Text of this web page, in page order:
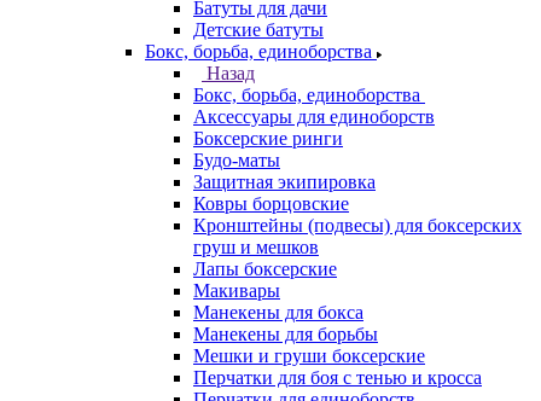
Батуты для дачи
Детские батуты
Бокс, борьба, единоборства
Назад
Бокс, борьба, единоборства
Аксессуары для единоборств
Боксерские ринги
Будо-маты
Защитная экипировка
Ковры борцовские
Кронштейны (подвесы) для боксерских
груш и мешков
Лапы боксерские
Макивары
Манекены для бокса
Манекены для борьбы
Мешки и груши боксерские
Перчатки для боя с тенью и кросса